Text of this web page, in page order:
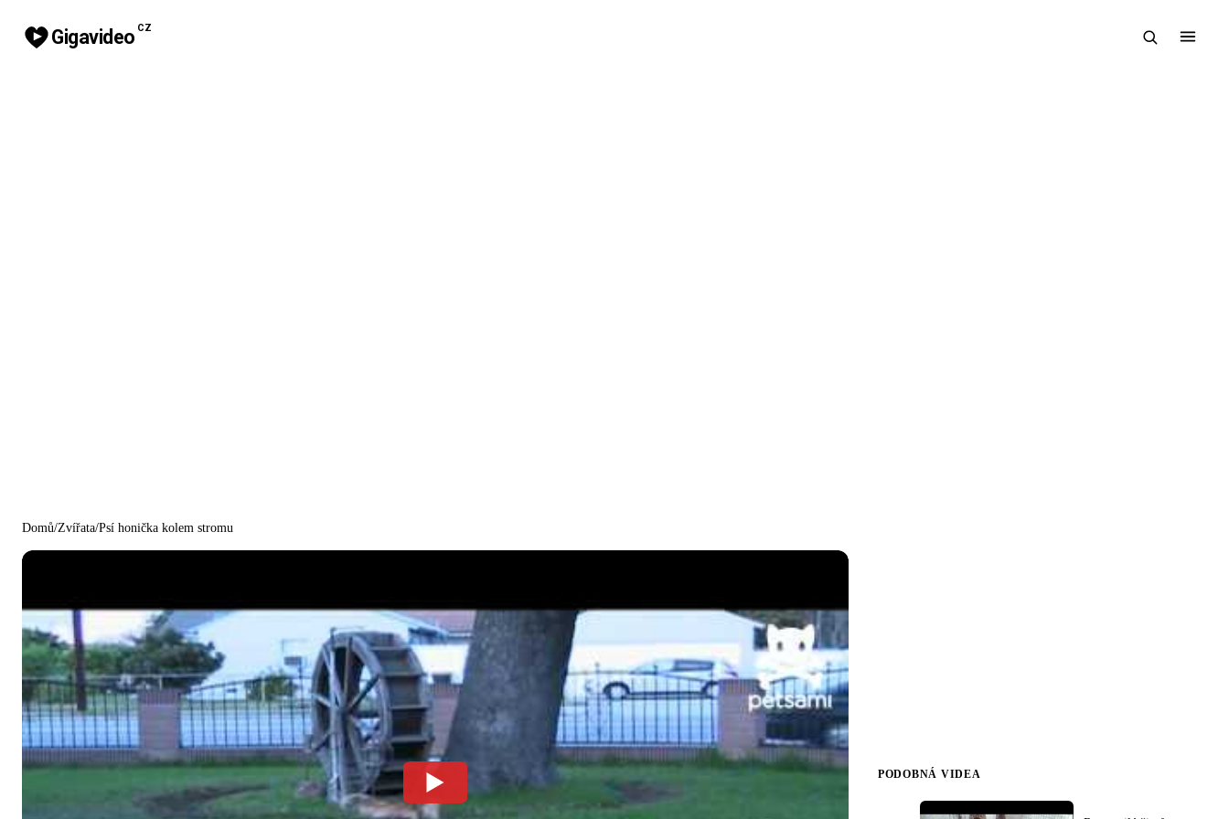
Gigavideo CZ
Domů/Zvířata/Psí honička kolem stromu
PODOBNÁ VIDEA